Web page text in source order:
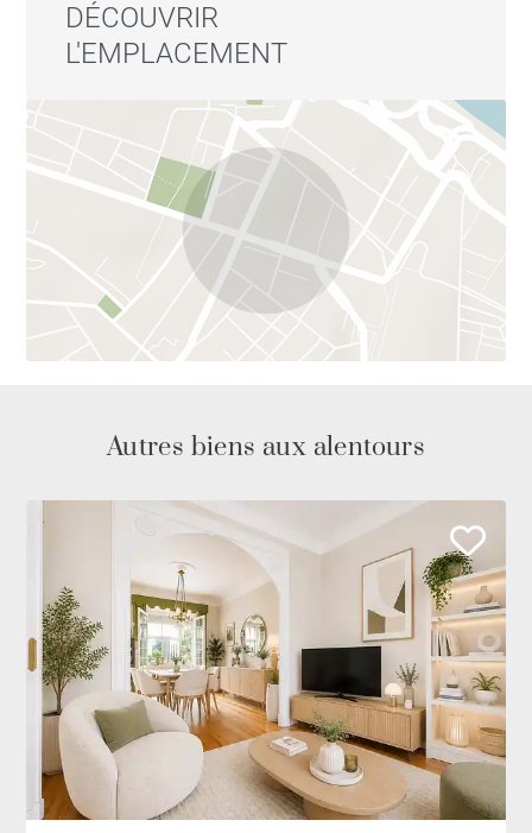
DÉCOUVRIR
L'EMPLACEMENT
Autres biens aux alentours